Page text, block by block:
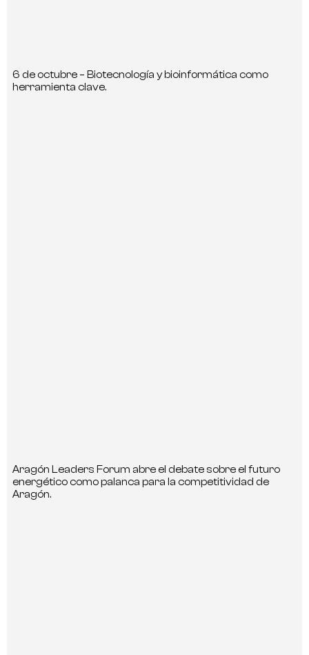
6 de octubre – Biotecnología y bioinformática como
herramienta clave.
Aragón Leaders Forum abre el debate sobre el futuro
energético como palanca para la competitividad de
Aragón.